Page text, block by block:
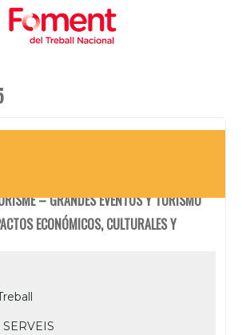
– GRANDES EVENTOS Y TURISMO
ECONÓMICOS, CULTURALES Y